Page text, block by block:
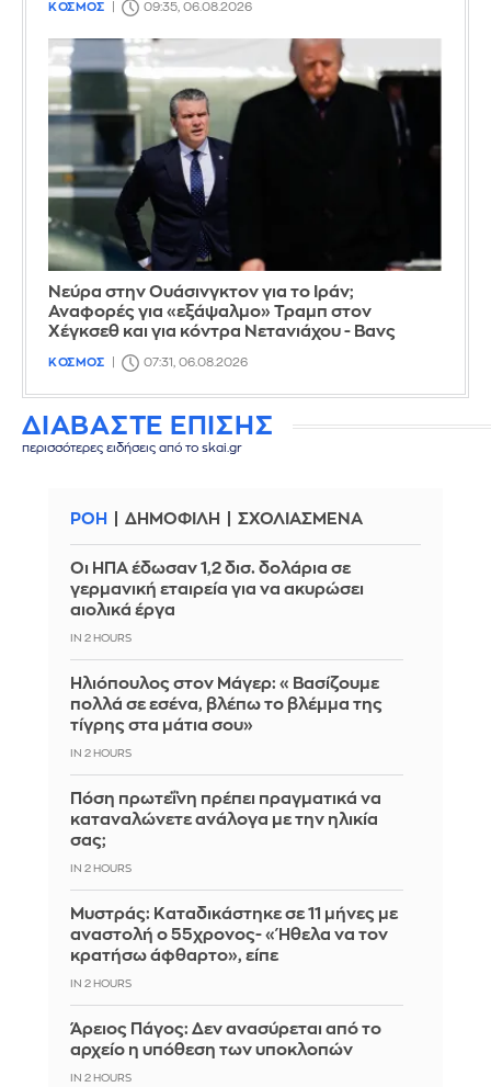
ΚΟΣΜΟΣ 09:35, 06.08.2026
Νεύρα στην Ουάσινγκτον για το Ιράν;
Αναφορές για «εξάψαλμο» Τραμπ στον
Χέγκσεθ και για κόντρα Νετανιάχου - Βανς
ΚΟΣΜΟΣ 07:31, 06.08.2026
ΔΙΑΒΑΣΤΕ ΕΠΙΣΗΣ
περισσότερες ειδήσεις από το skai.gr
ΡΟΗ ΔΗΜΟΦΙΛΗ ΣΧΟΛΙΑΣΜΕΝΑ
Οι ΗΠΑ έδωσαν 1,2 δισ. δολάρια σε
γερμανική εταιρεία για να ακυρώσει
αιολικά έργα
IN 2 HOURS
Ηλιόπουλος στον Μάγερ: «Βασίζουμε
πολλά σε εσένα, βλέπω το βλέμμα της
τίγρης στα μάτια σου»
IN 2 HOURS
Πόση πρωτεΐνη πρέπει πραγματικά να
καταναλώνετε ανάλογα με την ηλικία
σας;
IN 2 HOURS
Μυστράς: Καταδικάστηκε σε 11 μήνες με
αναστολή ο 55χρονος- «Ήθελα να τον
κρατήσω άφθαρτο», είπε
IN 2 HOURS
Άρειος Πάγος: Δεν ανασύρεται από το
αρχείο η υπόθεση των υποκλοπών
IN 2 HOURS